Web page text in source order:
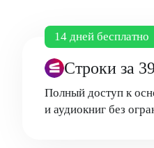
14 дней бесплатно
Строки за
Полный доступ к
и аудиокниг без